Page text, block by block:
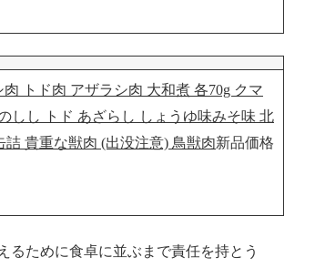
トド肉 アザラシ肉 大和煮 各70g クマ
しし トド あざらし しょうゆ味みそ味 北
貴重な獣肉 (出没注意) 鳥獣肉新品価格
るために食卓に並ぶまで責任を持とう